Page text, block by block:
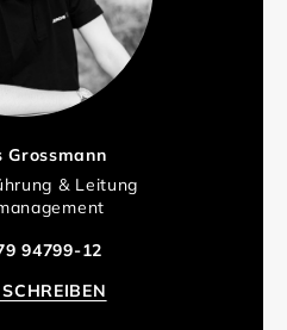
Grossmann
& Leitung
94799-12